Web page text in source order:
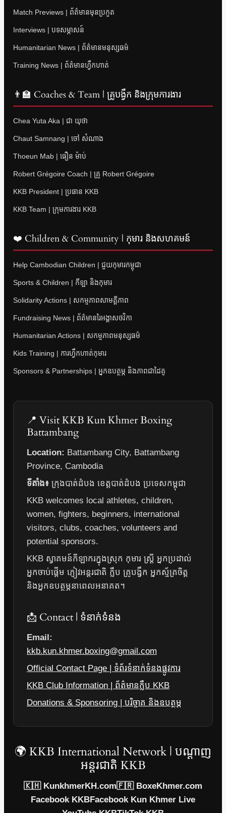
Match Previews | ព័ត៌មានមុនប្រកួត
Interviews | បទសម្ភាសន៍
Humanitarian News | ព័ត៌មានមនុស្សធម៌
Training News | ព័ត៌មានហ្វឹកហាត់
👨‍🏫 Coaches & Team | គ្រូបង្វឹក និងក្រុមការងារ
Chea Yuta Aka | ជា យុថា
Chaut Samnang | ចៅ សំណាង
Thoeun Mab | ធឿន ម៉ាប់
Robert Grégoire Coach | គ្រូ Robert Grégoire
KKB President | ប្រធាន KKB
KKB Team | ក្រុមការងារ KKB
❤️ Children & Community | កុមារ និងសហគមន៍
Help Cambodian Children | ជួយកុមារកម្ពុជា
Sports & Children | កីឡា និងកុមារ
Solidarity Actions | សកម្មភាពសាមគ្គីភាព
Fundraising News | ព័ត៌មានរៃអង្គាសថវិកា
Humanitarian Actions | សកម្មភាពមនុស្សធម៌
Kids Training | ការហ្វឹកហាត់កុមារ
Sponsors & Partnerships | អ្នកឧបត្ថម្ភ និងភាពជាដៃគូ
📍 Visit KKB Kun Khmer Boxing
Battambang
Location: Battambang City, Battambang
Province, Cambodia
ទីតាំង៖ ក្រុងបាត់ដំបង ខេត្តបាត់ដំបង ប្រទេសកម្ពុជា
KKB welcomes local athletes, children,
women, fighters, beginners, international
visitors, clubs, coaches, volunteers and
potential sponsors.
KKB ស្វាគមន៍កីឡាករក្នុងស្រុក កុមារ ស្ត្រី អ្នកប្រដាល់
អ្នកចាប់ផ្តើម ភ្ញៀវអន្តរជាតិ ក្លឹប គ្រូបង្វឹក អ្នកស្ម័គ្រចិត្ត
និងអ្នកឧបត្ថម្ភនាពេលអនាគត។
📩 Contact | ទំនាក់ទំនង
Email:
kkb.kun.khmer.boxing@gmail.com
Official Contact Page | ទំព័រទំនាក់ទំនងផ្លូវការ
KKB Club Information | ព័ត៌មានក្លឹប KKB
Donations & Sponsoring | បរិច្ចាគ និងឧបត្ថម្ភ
🌍 KKB International Network | បណ្តាញ
អន្តរជាតិ KKB
🇰🇭 KunkhmerKH.com🇫🇷 BoxeKhmer.com
Facebook KKBFacebook Kun Khmer Live